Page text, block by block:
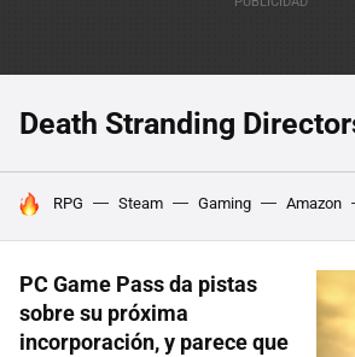
Death Stranding
HOY SE HABLA DE
RPG Steam Gaming Amazon
PC Game Pass da pistas
sobre su próxima
incorporación, y parece que